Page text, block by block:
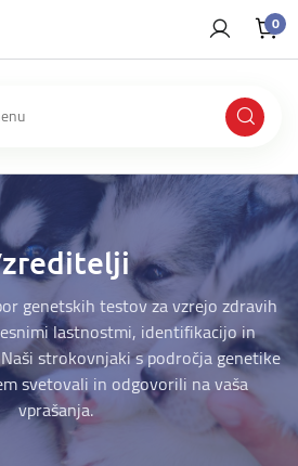
0
genetskih testov za vzrejo zdravih
lastnostmi, identifikacijo in
strokovnjaki s področja genetike
svetovali in odgovorili na vaša
vprašanja.